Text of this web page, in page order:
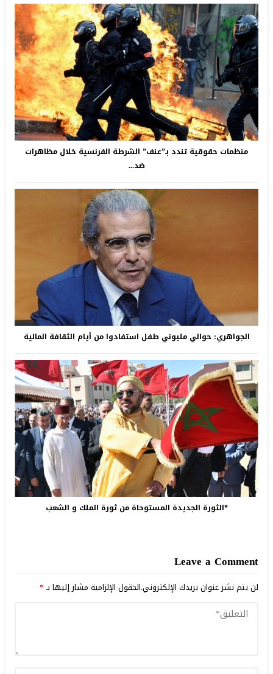
منظمات حقوقية تندد بـ”عنف” الشرطة الفرنسية خلال مظاهرات
ضد...
الجواهري: حوالي مليوني طفل استفادوا من أيام الثقافة المالية
*الثورة الجديدة المستوحاة من ثورة الملك و الشعب
Leave a Comment
لن يتم نشر عنوان بريدك الإلكتروني.الحقول الإلزامية مشار إليها بـ*